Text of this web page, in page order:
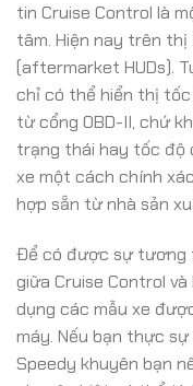
tin Cruise Control là
tâm. Hiện nay trên thị
(aftermarket HUDs).
chỉ có thể hiển thị tốc
từ cổng OBD-II, chứ
trạng thái hay tốc độ
xe một cách chính
hợp sẵn từ nhà sản
Để có được sự tương
giữa Cruise Control
dụng các mẫu xe
máy. Nếu bạn thực
Speedy khuyên bạn